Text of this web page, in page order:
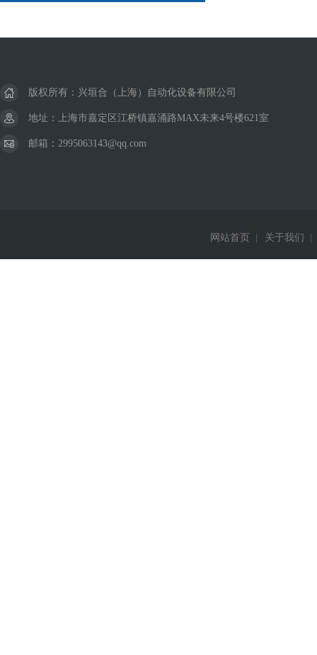
德国西克SICK
美国杜博林DEUBLIN
版权所有：兴垣合（上海）自动化设备有限公司
地址：上海市嘉定区江桥镇嘉涌路MAX未来4号楼621室
邮箱：2995063143@qq.com
网站首页 关于我们